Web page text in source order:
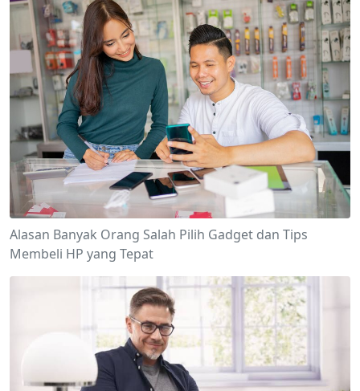
Alasan Banyak Orang Salah Pilih Gadget dan Tips
Membeli HP yang Tepat